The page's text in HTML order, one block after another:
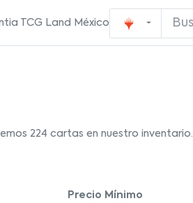
TCG Land México
224 cartas en nuestro inventario.
Precio Mínimo